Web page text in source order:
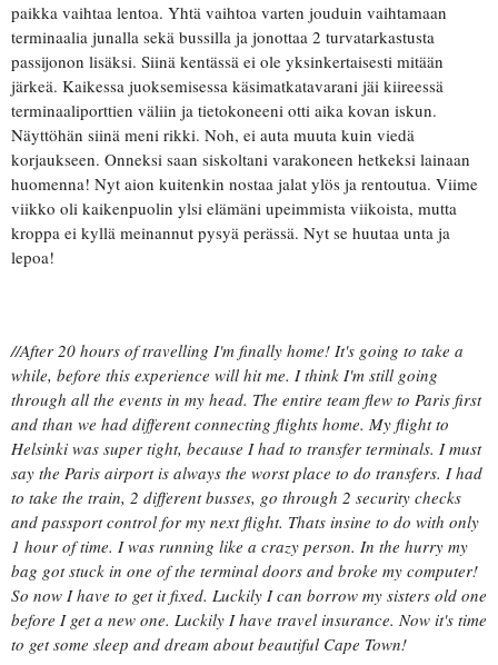
paikka vaihtaa lentoa. Yhtä vaihtoa varten jouduin vaihtamaan
terminaalia junalla sekä bussilla ja jonottaa 2 turvatarkastusta
passijonon lisäksi. Siinä kentässä ei ole yksinkertaisesti mitään
järkeä. Kaikessa juoksemisessa käsimatkatavarani jäi kiireessä
terminaaliporttien väliin ja tietokoneeni otti aika kovan iskun.
Näyttöhän siinä meni rikki. Noh, ei auta muuta kuin viedä
korjaukseen. Onneksi saan siskoltani varakoneen hetkeksi lainaan
huomenna! Nyt aion kuitenkin nostaa jalat ylös ja rentoutua. Viime
viikko oli kaikenpuolin ylsi elämäni upeimmista viikoista, mutta
kroppa ei kyllä meinannut pysyä perässä. Nyt se huutaa unta ja
lepoa!
//After 20 hours of travelling I'm finally home! It's going to take a
while, before this experience will hit me. I think I'm still going
through all the events in my head. The entire team flew to Paris first
and than we had different connecting flights home. My flight to
Helsinki was super tight, because I had to transfer terminals. I must
say the Paris airport is always the worst place to do transfers. I had
to take the train, 2 different busses, go through 2 security checks
and passport control for my next flight. Thats insine to do with only
1 hour of time. I was running like a crazy person. In the hurry my
bag got stuck in one of the terminal doors and broke my computer!
So now I have to get it fixed. Luckily I can borrow my sisters old one
before I get a new one. Luckily I have travel insurance. Now it's time
to get some sleep and dream about beautiful Cape Town!